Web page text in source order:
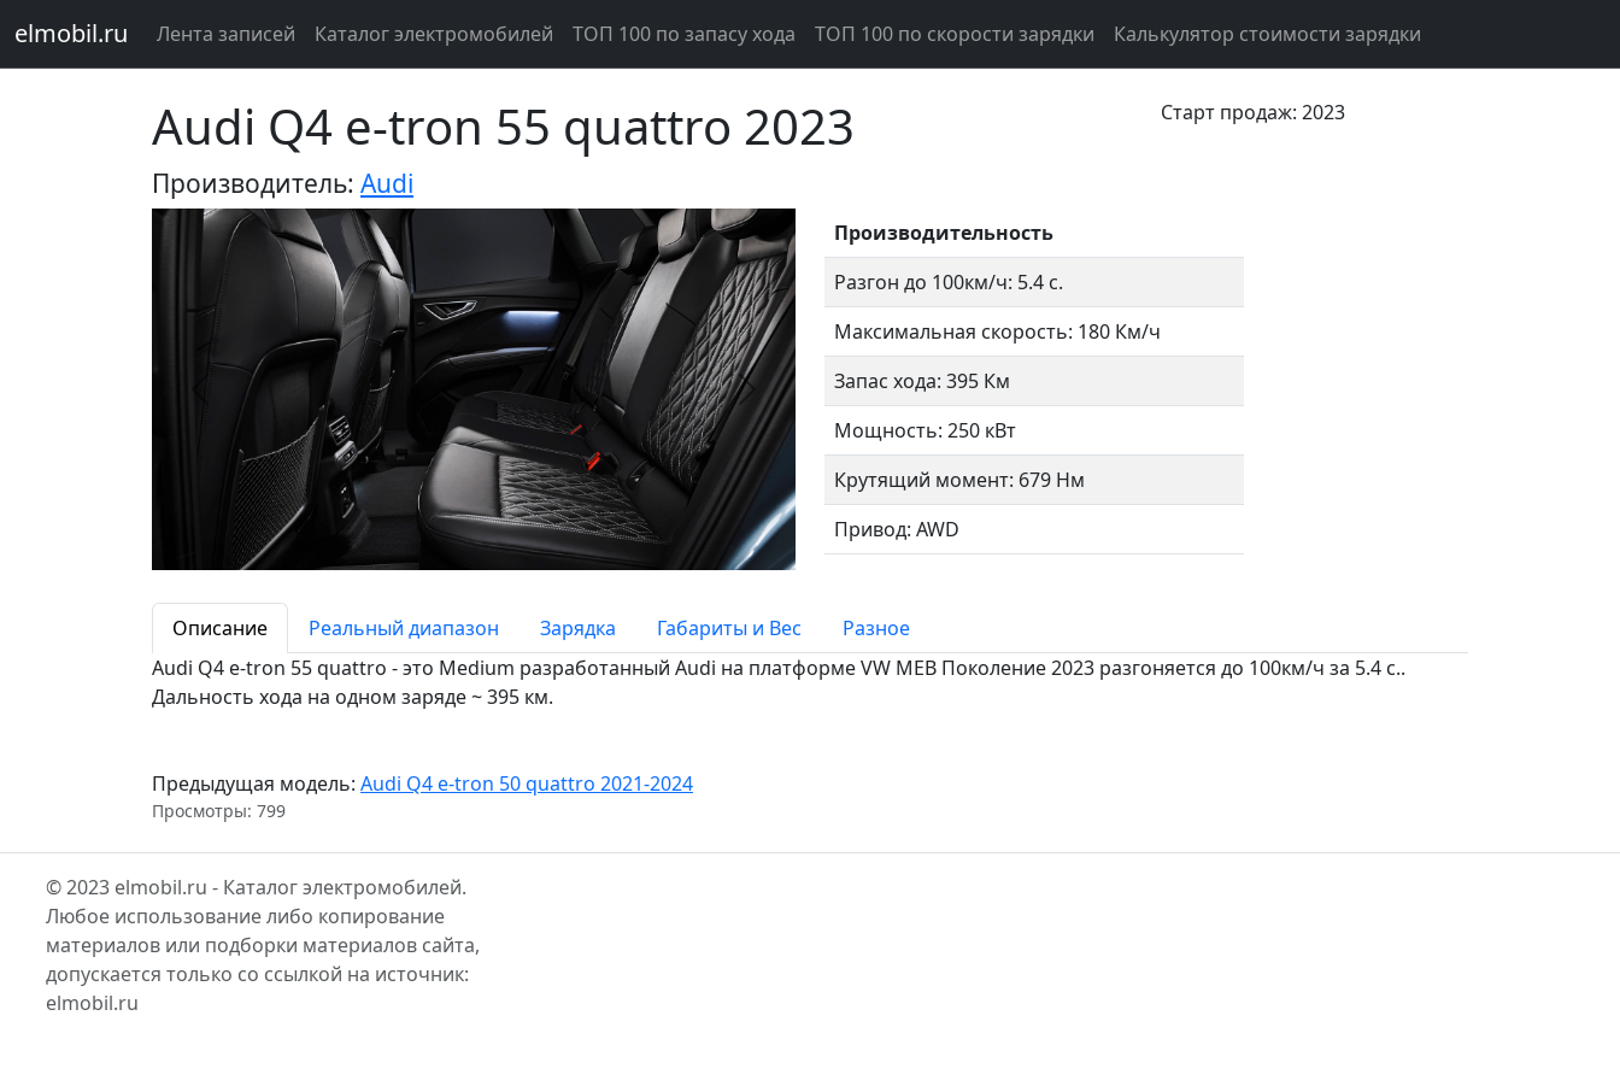
elmobil.ru Лента записей Каталог электромобилей ТОП 100 по запасу хода ТОП 100 по скорости зарядки Калькулятор стоимости зарядки
Audi Q4 e-tron 55 quattro 2023
Производитель: Audi
Старт продаж: 2023
Предыдущий Следующий
Производительность
Разгон до 100км/ч: 5.4 с.
Максимальная скорость: 180 Км/ч
Запас хода: 395 Км
Мощность: 250 кВт
Крутящий момент: 679 Нм
Привод: AWD
Описание Реальный диапазон Зарядка Габариты и Вес
Разное
Audi Q4 e-tron 55 quattro - это Medium разработанный Audi на платформе VW MEB Поколение 2023 разгоняется до 100км/ч за 5.4 c..
Дальность хода на одном заряде ~ 395 км.
Предыдущая модель: Audi Q4 e-tron 50 quattro 2021-2024
Просмотры: 799
© 2023 elmobil.ru - Каталог электромобилей.
Любое использование либо копирование
материалов или подборки материалов сайта,
допускается только со ссылкой на источник:
elmobil.ru